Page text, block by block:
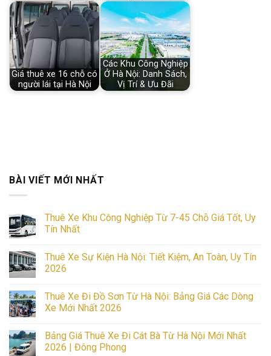
Giá thuê xe 16 chỗ có
người lái tại Hà Nội
Các Khu Công Nghiệp
Ở Hà Nội: Danh Sách,
Vị Trí & Ưu Đãi
BÀI VIẾT MỚI NHẤT
Thuê Xe Khu Công Nghiệp Từ 7-45 Chỗ Giá Tốt, Uy
Tín Nhất
on
Thuê
Xe
Nghiệp
Từ
7-
Giá
Tốt,
Uy
Thuê Xe Sự Kiện Hà Nội: Tiết Kiệm, An Toàn, Uy Tín
2026
on
Thuê
Xe
Hà
Nội:
Tiết
Thuê Xe Đi Đồ Sơn Từ Hà Nội: Bảng Giá Các Dòng
Xe Mới Nhất 2026
on
Thuê
Xe
Bảng Giá Thuê Xe Đi Cát Bà Từ Hà Nội Mới Nhất
2026 | Đông Phong